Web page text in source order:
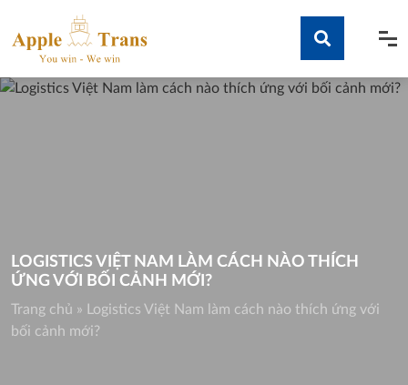
content
Tìm kiếm
LOGISTICS VIỆT NAM LÀM CÁCH NÀO THÍCH
ỨNG VỚI BỐI CẢNH MỚI?
Trang chủ »
Logistics Việt Nam làm cách nào thích ứng với
bối cảnh mới?